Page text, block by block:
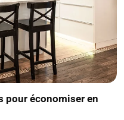
pour économiser en